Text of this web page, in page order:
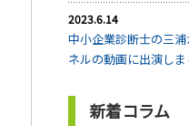
2023.6.14
中小企業診断士の三
ネルの動画に出演しま
新着コラム